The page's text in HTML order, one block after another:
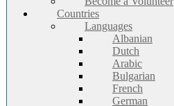
Countries
Languages
Albanian
Dutch
Arabic
Bulgarian
French
German